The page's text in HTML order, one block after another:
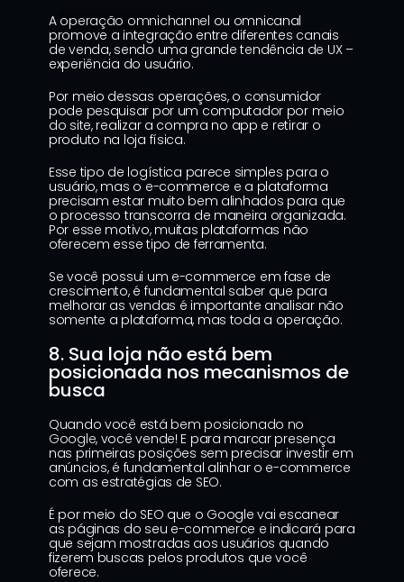
A operação omnichannel ou omnicanal
promove a integração entre diferentes canais
de venda, sendo uma grande tendência de UX –
experiência do usuário.
Por meio dessas operações, o consumidor
pode pesquisar por um computador por meio
do site, realizar a compra no app e retirar o
produto na loja física.
Esse tipo de logística parece simples para o
usuário, mas o e-commerce e a plataforma
precisam estar muito bem alinhados para que
o processo transcorra de maneira organizada.
Por esse motivo, muitas plataformas não
oferecem esse tipo de ferramenta.
Se você possui um e-commerce em fase de
crescimento, é fundamental saber que para
melhorar as vendas é importante analisar não
somente a plataforma, mas toda a operação.
8. Sua loja não está bem
posicionada nos mecanismos de
busca
Quando você está bem posicionado no
Google, você vende! E para marcar presença
nas primeiras posições sem precisar investir em
anúncios, é fundamental alinhar o e-commerce
com as estratégias de SEO.
É por meio do SEO que o Google vai escanear
as páginas do seu e-commerce e indicará para
que sejam mostradas aos usuários quando
fizerem buscas pelos produtos que você
oferece.